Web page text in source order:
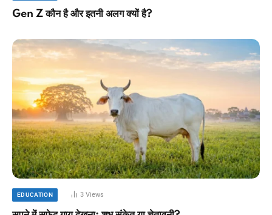
Gen Z कौन है और इतनी अलग क्यों है?
EDUCATION 3Views